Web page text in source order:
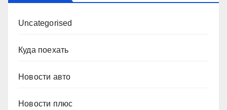
Uncategorised
Куда поехать
Новости авто
Новости плюс